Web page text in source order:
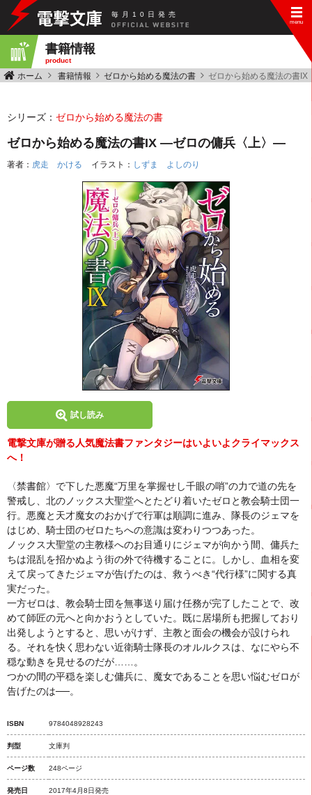
毎 月 10 日 発 売
書籍情報
product
ホーム 書籍情報 ゼロから始める魔法の書 ゼロから始める魔法の書
シリーズ： ゼロから始める魔法の書
ゼロから始める魔法の書IX ―ゼロの傭兵〈上〉―
著者： 虎走 かける イラスト： しずま よしのり
試し読み
電撃文庫が贈る人気魔法書ファンタジーはいよいよクライマックス
へ！
〈禁書館〉で下した悪魔“万里を掌握せし千眼の哨”の力で道の先を
警戒し、北のノックス大聖堂へとたどり着いたゼロと教会騎士団一
行。悪魔と天才魔女のおかげで行軍は順調に進み、隊長のジェマを
はじめ、騎士団のゼロたちへの意識は変わりつつあった。
ノックス大聖堂の主教様へのお目通りにジェマが向かう間、傭兵た
ちは混乱を招かぬよう街の外で待機することに。しかし、血相を変
えて戻ってきたジェマが告げたのは、救うべき“代行様”に関する真
実だった。
一方ゼロは、教会騎士団を無事送り届け任務が完了したことで、改
めて師匠の元へと向かおうとしていた。既に居場所も把握しており
出発しようとすると、思いがけず、主教と面会の機会が設けられ
る。それを快く思わない近衛騎士隊長のオルルクスは、なにやら不
穏な動きを見せるのだが……。
つかの間の平穏を楽しむ傭兵に、魔女であることを思い悩むゼロが
告げたのは──。
ISBN 9784048928243
判型 文庫判
ページ数 248ページ
発売日 2017年4月8日発売